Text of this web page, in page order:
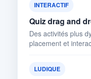
INTERACTIF
Quiz drag and
Des activités plus
placement et
LUDIQUE